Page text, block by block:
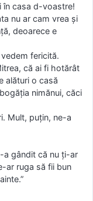
în casa d-voastre!
nu ar cam vrea și
deoarece e
fericită.
că ai fi hotărât
alături o casă
nimănui, căci
Mult, puțin, ne-a
a gândit că nu ți-ar
ar ruga să fii bun